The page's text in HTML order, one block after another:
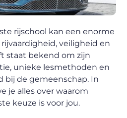
rijschool kan een enorme
veiligheid en
staat bekend om zijn
unieke lesmethoden en
bij de gemeenschap. In
je alles over waarom
keuze is voor jou.